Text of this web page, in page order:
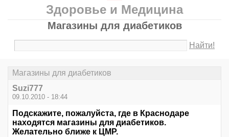
Здоровье и Медицина
Магазины для диабетиков
Найти!
Магазины для диабетиков
Suzi777
09.10.2010 - 18:44
Подскажите, пожалуйста, где в Краснодаре
находятся магазины для диабетиков.
Желательно ближе к ЦМР.